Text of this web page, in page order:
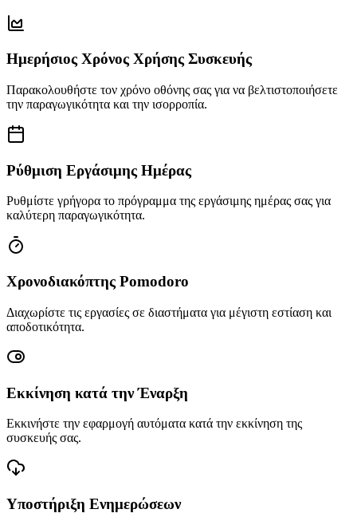
Ημερήσιος Χρόνος Χρήσης Συσκευής
Παρακολουθήστε τον χρόνο οθόνης σας για να βελτιστοποιήσετε
την παραγωγικότητα και την ισορροπία.
Ρύθμιση Εργάσιμης Ημέρας
Ρυθμίστε γρήγορα το πρόγραμμα της εργάσιμης ημέρας σας για
καλύτερη παραγωγικότητα.
Χρονοδιακόπτης Pomodoro
Διαχωρίστε τις εργασίες σε διαστήματα για μέγιστη εστίαση και
αποδοτικότητα.
Εκκίνηση κατά την Έναρξη
Εκκινήστε την εφαρμογή αυτόματα κατά την εκκίνηση της
συσκευής σας.
Υποστήριξη Ενημερώσεων